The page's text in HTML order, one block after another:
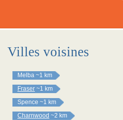
Villes voisines
Melba ~1 km
Fraser ~1 km
Spence ~1 km
Charnwood ~2 km